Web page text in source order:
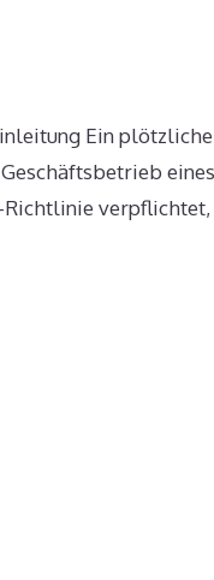
Ein
Richtlinie